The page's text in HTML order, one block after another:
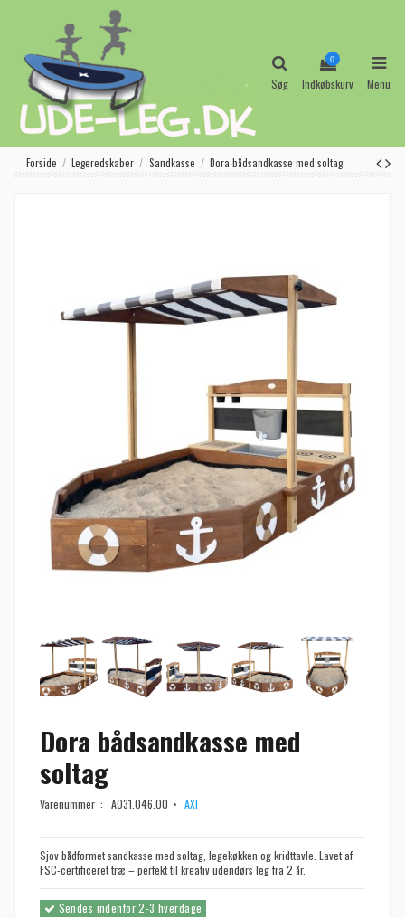
Søg
0
Indkøbskurv Menu
Forside Legeredskaber Sandkasse Dora bådsandkasse med soltag
Dora bådsandkasse med
soltag
Varenummer : A031.046.00 AXI
Sjov bådformet sandkasse med soltag, legekøkken og kridttavle. Lavet af
FSC-certificeret træ – perfekt til kreativ udendørs leg fra 2 år.
Sendes indenfor 2-3 hverdage